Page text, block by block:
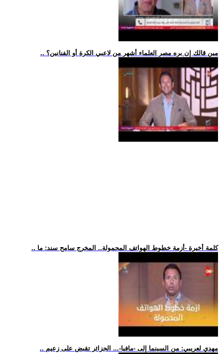
.. مين قالك إن بره مصر العلماء أشهر من لاعبي الكرة أو الفنانين؟
.. كلمة أخيرة -أزمة خطوط الهواتف المحمولة.. المخرج سامح سند: ما
.. مهدي لعريبي: من السينما إلى -مافيا-... الجزائر تقبض على زعيم